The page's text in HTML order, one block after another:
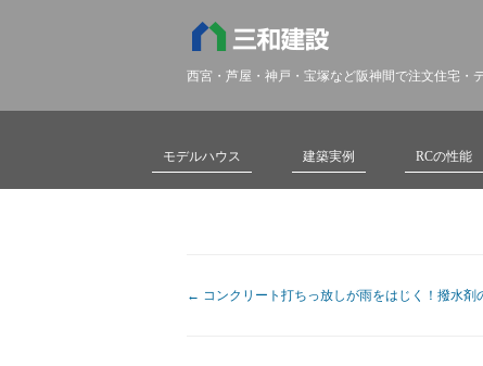
西宮・芦屋・神戸・宝塚など阪神間で注文住宅・
モデルハウス 建築実例 RCの性能
← コンクリート打ちっ放しが雨をはじく！撥水剤